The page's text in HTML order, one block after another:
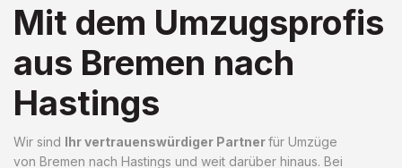
Mit dem Umzugsprofis
aus Bremen nach
Hastings
Wir sind Ihr vertrauenswürdiger Partnerfür Umzüge
von Bremen nach Hastings und weit darüber hinaus. Bei